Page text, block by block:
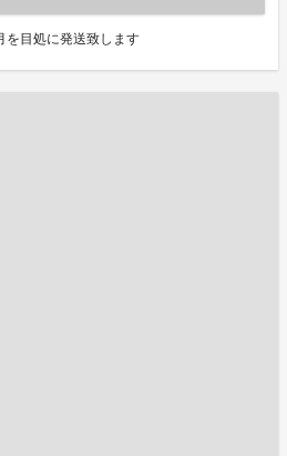
を目処に発送致します